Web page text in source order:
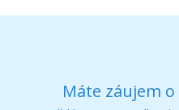
Máte záujem